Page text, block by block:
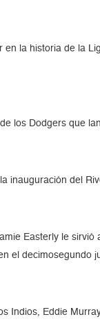
la historia de la
los Dodgers que
inauguración del
Easterly le
el decimosegundo
Indios, Eddie